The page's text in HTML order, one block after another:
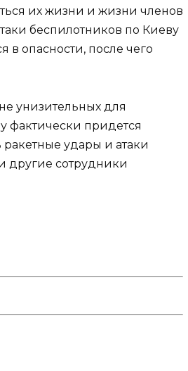
их жизни и жизни членов
беспилотников по Киеву
в опасности, после чего
унизительных для
фактически придется
удары и атаки
другие сотрудники